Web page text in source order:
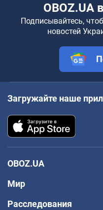
OBOZ.UA
Подписывайтесь,
новостей
Загружайте наше
OBOZ.UA
Мир
Расследования